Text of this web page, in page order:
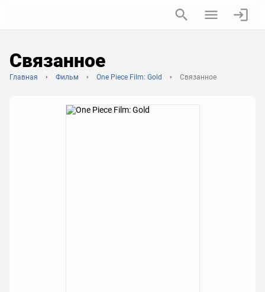
Связанное
Главная Фильм One Piece Film: Gold Связанное